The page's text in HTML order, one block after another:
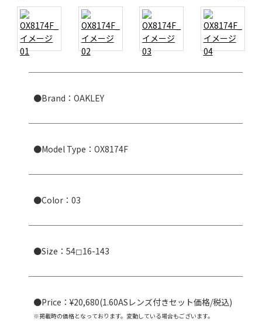
●Brand：OAKLEY
●Model Type：OX8174F
●Color：03
●Size： 54◻︎16-143
●Price：¥20,680(1.60ASレンズ付きセット価格/税込)
※掲載時の価格となっております。変動している場合もございます。